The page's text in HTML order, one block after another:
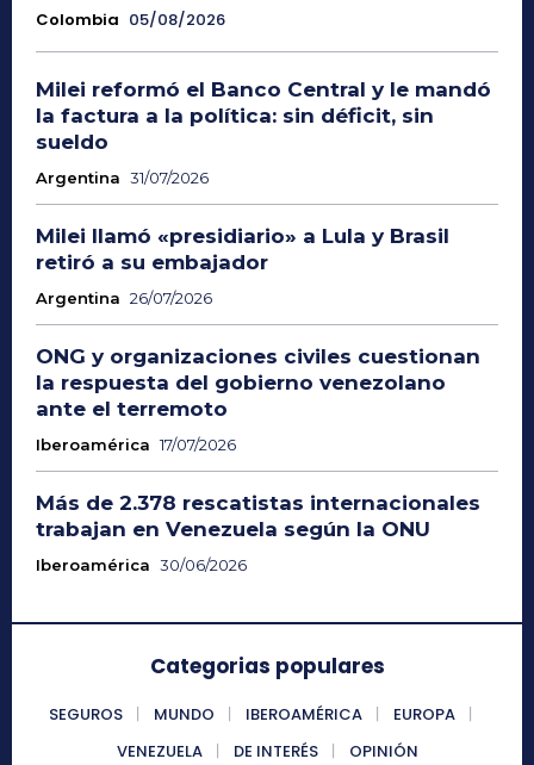
Colombia 05/08/2026
Milei reformó el Banco Central y le mandó
la factura a la política: sin déficit, sin
sueldo
Argentina 31/07/2026
Milei llamó «presidiario» a Lula y Brasil
retiró a su embajador
Argentina 26/07/2026
ONG y organizaciones civiles cuestionan
la respuesta del gobierno venezolano
ante el terremoto
Iberoamérica 17/07/2026
Más de 2.378 rescatistas internacionales
trabajan en Venezuela según la ONU
Iberoamérica 30/06/2026
Categorias populares
SEGUROS MUNDO IBEROAMÉRICA
EUROPA
VENEZUELA
DE INTERÉS OPINIÓN